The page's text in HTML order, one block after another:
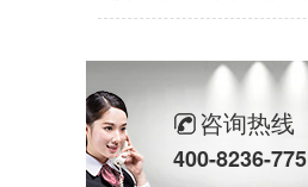
咨询热线
400-8236-775